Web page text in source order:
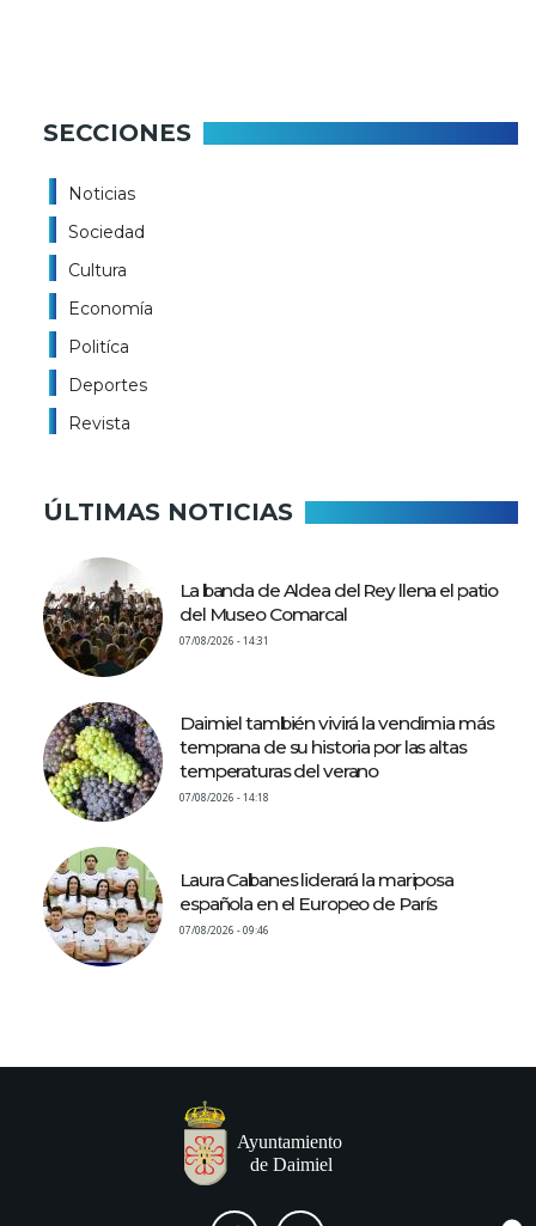
SECCIONES
Noticias
Sociedad
Cultura
Economía
Politíca
Deportes
Revista
ÚLTIMAS NOTICIAS
La banda de Aldea del Rey llena el patio
del Museo Comarcal
07/08/2026 - 14:31
Daimiel también vivirá la vendimia más
temprana de su historia por las altas
temperaturas del verano
07/08/2026 - 14:18
Laura Cabanes liderará la mariposa
española en el Europeo de París
07/08/2026 - 09:46